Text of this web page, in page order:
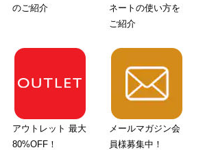
のご紹介
ネートの使い方を
ご紹介
アウトレット 最大
80%OFF！
メールマガジン会
員様募集中！